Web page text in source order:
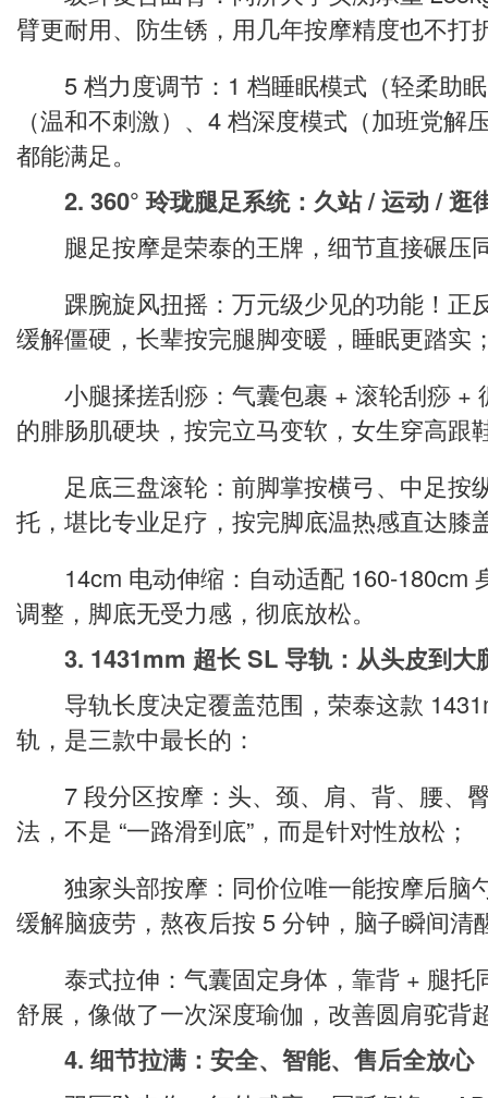
臂更耐用、防生锈，用几年按摩精度也不打
5 档力度调节：1 档睡眠模式（轻柔助眠
（温和不刺激）、4 档深度模式（加班党解
都能满足。
2. 360° 玲珑腿足系统：久站 / 运动 / 逛
腿足按摩是荣泰的王牌，细节直接碾压
踝腕旋风扭摇：万元级少见的功能！正
缓解僵硬，长辈按完腿脚变暖，睡眠更踏实
小腿揉搓刮痧：气囊包裹 + 滚轮刮痧 +
的腓肠肌硬块，按完立马变软，女生穿高跟
足底三盘滚轮：前脚掌按横弓、中足按
托，堪比专业足疗，按完脚底温热感直达膝
14cm 电动伸缩：自动适配 160-180cm
调整，脚底无受力感，彻底放松。
3. 1431mm 超长 SL 导轨：从头皮到大
导轨长度决定覆盖范围，荣泰这款
轨，是三款中最长的：
7 段分区按摩：头、颈、肩、背、腰、
法，不是 “一路滑到底”，而是针对性放松；
独家头部按摩：同价位唯一能按摩后脑
缓解脑疲劳，熬夜后按 5 分钟，脑子瞬间清
泰式拉伸：气囊固定身体，靠背 + 腿托
舒展，像做了一次深度瑜伽，改善圆肩驼背
4. 细节拉满：安全、智能、售后全放心